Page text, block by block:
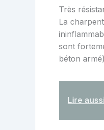
Très
La
sont
béton
Lire